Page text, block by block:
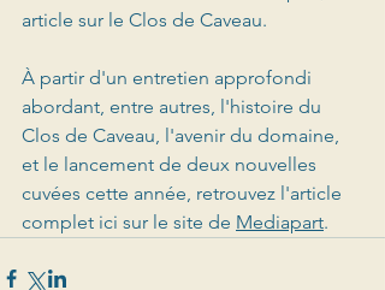
article sur le Clos de Caveau.
À partir d'un entretien approfondi
abordant, entre autres, l'histoire du
Clos de Caveau, l'avenir du domaine,
et le lancement de deux nouvelles
cuvées cette année, retrouvez l'article
complet ici sur le site de Mediapart.